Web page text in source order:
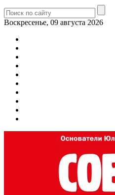
Воскресенье, 09 августа 2026